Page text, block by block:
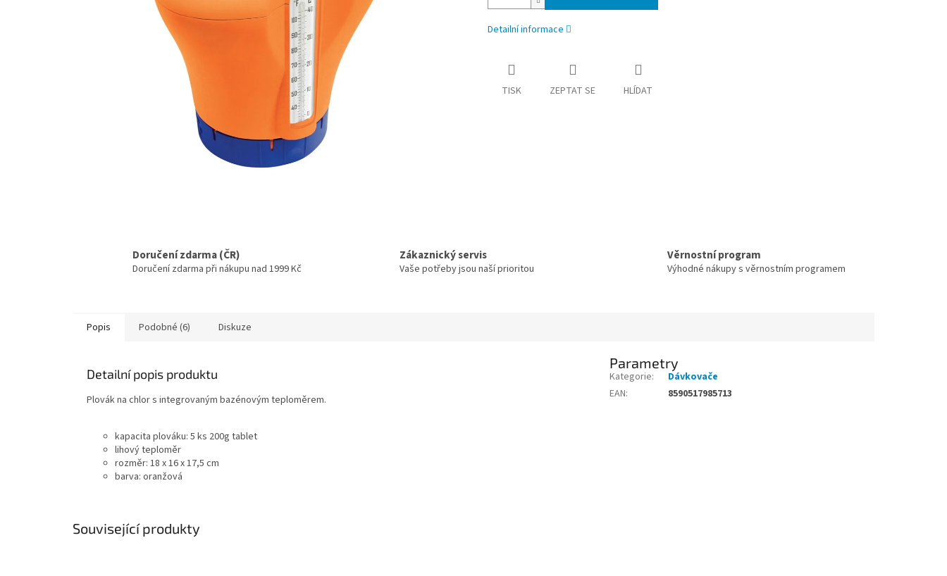
Detailní informace
TISK ZEPTAT SE HLÍDAT
Doručení zdarma (ČR)
Doručení zdarma při nákupu nad 1999 Kč
Zákaznický servis
Vaše potřeby jsou naší prioritou
Věrnostní program
Výhodné nákupy s věrnostním programem
Popis Podobné (6) Diskuze
Detailní popis produktu
Plovák na chlor s integrovaným bazénovým teploměrem.
kapacita plováku: 5 ks 200g tablet
lihový teploměr
rozměr: 18 x 16 x 17,5 cm
barva: oranžová
Parametry
Kategorie:
Dávkovače
EAN: 8590517985713
Související produkty